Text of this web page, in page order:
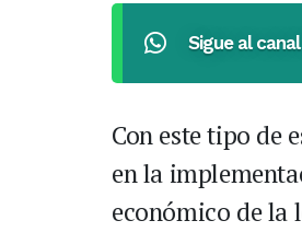
Sigue al
Con este tipo de
en la
económico de la